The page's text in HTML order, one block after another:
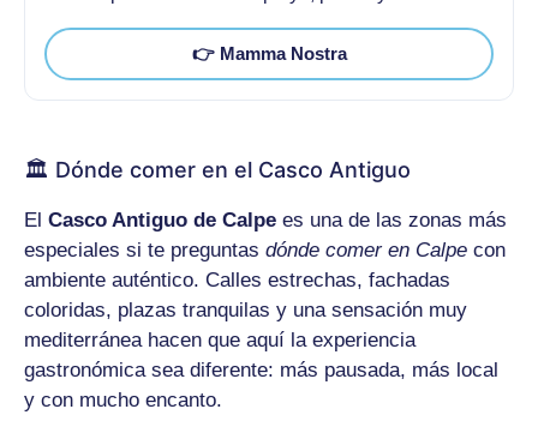
👉 Mamma Nostra
🏛️ Dónde comer en el Casco Antiguo
El Casco Antiguo de Calpe es una de las zonas más
especiales si te preguntas dónde comer en Calpe con
ambiente auténtico. Calles estrechas, fachadas
coloridas, plazas tranquilas y una sensación muy
mediterránea hacen que aquí la experiencia
gastronómica sea diferente: más pausada, más local
y con mucho encanto.